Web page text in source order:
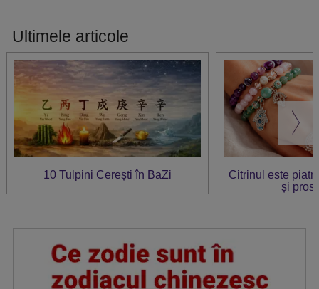
Ultimele articole
10 Tulpini Cerești în BaZi
Citrinul este
și